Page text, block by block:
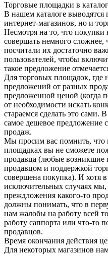
Торговые площадки в
В нашем каталоге выводятся
интернет-магазинов, но и
Несмотря на то, что
совершать немного сложнее,
посчитали их достаточно
пользователей, чтобы
такое предложение
Для торговых площадок, где
предложений от разных
предложенной ценой (когда
от необходимости искать
стараемся сделать это сами.
самое дешевое предложение
продаж.
Мы просим вас помнить, что
площадках вы не сможете
продавца (любые возникшие
продавцом и поддержкой
совершена покупка). И хотя
исключительных случаях
преждложения какого-то
должны понимать, что в
нам жалобы на работу всей
работу саппорта или что-то
продавцов.
Время окончания действия
Для некоторых магазинов